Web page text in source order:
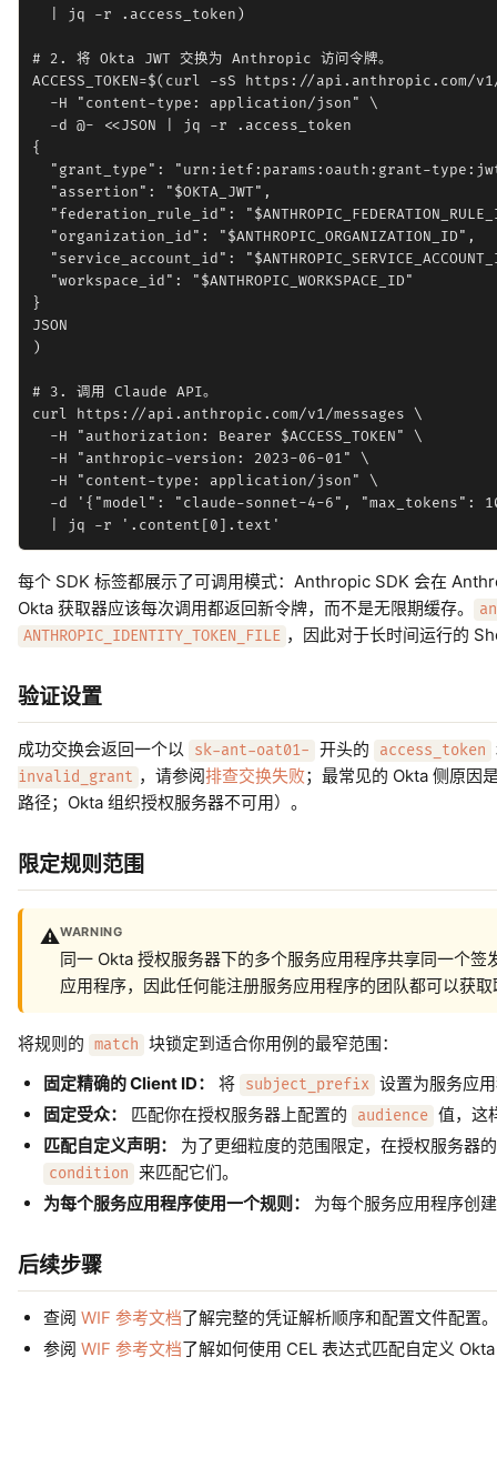
  | jq -r .access_token)
# 2. 将 Okta JWT 交换为 Anthropic 访问令牌。
ACCESS_TOKEN=$(curl -sS https://api.anthropic.com/
  -H "content-type: application/json" \
  -d @- <<JSON | jq -r .access_token
{
"grant_type": "urn:ietf:params:oauth:grant-
  "assertion": "$OKTA_JWT",
"federation_rule_id":
  "organization_id": "$ANTHROPIC_ORGANIZATION_ID",
"service_account_id":
  "workspace_id": "$ANTHROPIC_WORKSPACE_ID"
}
JSON
)
# 3. 调用 Claude API。
curl https://api.anthropic.com/v1/messages \
  -H "authorization: Bearer $ACCESS_TOKEN" \
  -H "anthropic-version: 2023-06-01" \
  -H "content-type: application/json" \
-d '{"model": "claude-sonnet-4-6", "max_tokens":
每个 SDK 标签都展示了可调用模式：Anthropic SDK 会在
Okta 获取器应该每次调用都返回新令牌，而不是无限期缓存。
ANTHROPIC_IDENTITY_TOKEN_FILE ，因此对于长时间运行的
验证设置
成功交换会返回一个以 sk-ant-oat01- 开头的 access_token
invalid_grant ，请参阅排查交换失败；最常见的 Okta 侧原因
路径；Okta 组织授权服务器不可用）。
限定规则范围
⚠️WARNING
同一 Okta 授权服务器下的多个服务应用程序共享同一个签
应用程序，因此任何能注册服务应用程序的团队都可以获
将规则的 match
块锁定到适合你用例的最窄范围：
固定精确的 Client ID：
将 subject_prefix 设置为服务应
固定受众：
匹配你在授权服务器上配置的 audience 值，这
匹配自定义声明：
为了更细粒度的范围限定，在授权服务器
condition
来匹配它们。
为每个服务应用程序使用一个规则：
为每个服务应用程序创
后续步骤
查阅 WIF 参考文档了解完整的凭证解析顺序和配置文件配置。
参阅 WIF 参考文档了解如何使用 CEL 表达式匹配自定义